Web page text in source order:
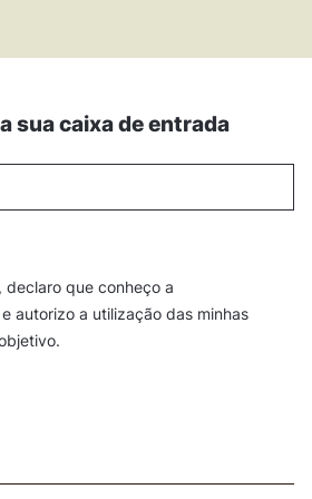
sua caixa de entrada
declaro que conheço a
e autorizo a utilização das minhas